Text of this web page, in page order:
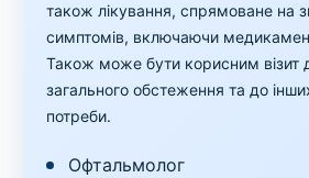
також лікування, спрямоване на
симптомів, включаючи
Також може бути корисним візит
загального обстеження та до
потреби.
Офтальмолог